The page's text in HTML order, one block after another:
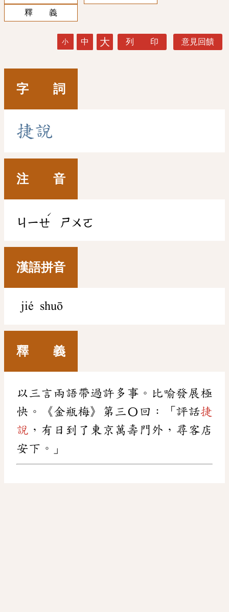
釋 義
小 中 大 列 印 意見回饋
字 詞
捷說
注 音
ㄐㄧㄝ
ˊ
ㄕㄨㄛ
漢語拼音
jié shuō
釋 義
以三言兩語帶過許多事。比喻發展極
快。《金瓶梅》第三〇回：「評話捷
說 ，有日到了東京萬壽門外，尋客店
安下。」